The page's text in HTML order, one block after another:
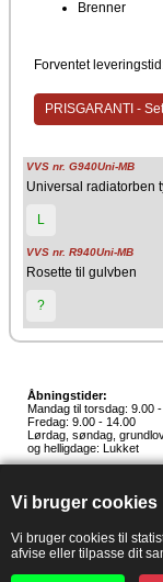
Vi bruger cookies
Vi bruger cookies til
afvise eller tilpasse dit
Brenner
Forventet
PRISGARANTI -
VVS nr. G940Uni-MB
Universal radiatorben
L
VVS nr. R940Uni-MB
Rosette til gulvben
?
Åbningstider:
Mandag til torsdag: 9.00
Fredag: 9.00 - 14.00
Lørdag, søndag,
og helligdage: Lukket
Hunnerupvej 3, 6920
E-mail:
PA: